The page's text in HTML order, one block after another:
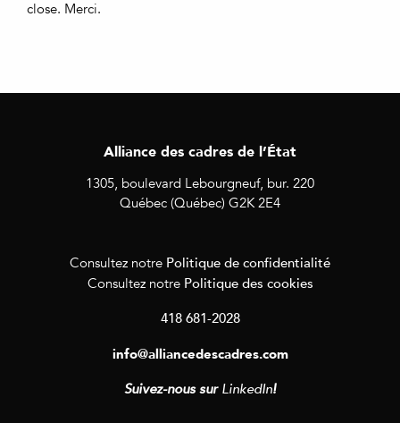
close. Merci.
Alliance des cadres de l’État
1305, boulevard Lebourgneuf, bur. 220
Québec (Québec) G2K 2E4
Consultez notre Politique de confidentialité
Consultez notre Politique des cookies
418 681-2028
info@alliancedescadres.com
Suivez-nous sur LinkedIn!